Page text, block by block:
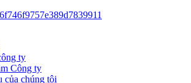
ty
Công ty
của chúng tôi